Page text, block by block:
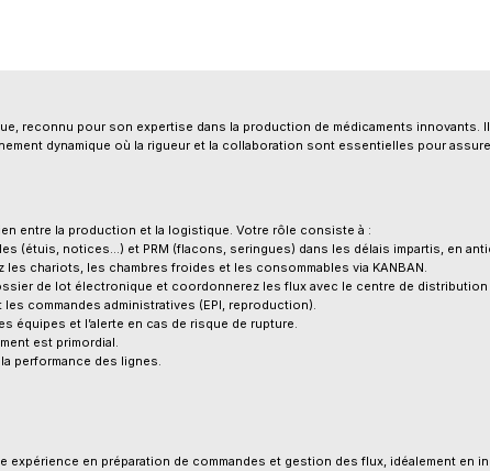
reconnu pour son expertise dans la production de médicaments innovants.
dynamique où la rigueur et la collaboration sont essentielles pour
entre la production et la logistique. Votre rôle consiste à :
(étuis, notices…) et PRM (flacons, seringues) dans les délais impartis, en
chariots, les chambres froides et les consommables via KANBAN.
de lot électronique et coordonnerez les flux avec le centre de
commandes administratives (EPI, reproduction).
équipes et l’alerte en cas de risque de rupture.
est primordial.
performance des lignes.
expérience en préparation de commandes et gestion des flux, idéalement en